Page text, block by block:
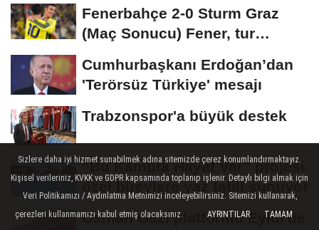
Fenerbahçe 2-0 Sturm Graz
(Maç Sonucu) Fener, tur
Cumhurbaşkanı Erdoğan’dan
'Terörsüz Türkiye' mesajı
Trabzonspor'a büyük destek
“Bu Kampta Hayat Var” projesi
özel bireylere yaz tatili sunuyor
Osman Gazi platformu Eylül'de
Sizlere daha iyi hizmet sunabilmek adına sitemizde çerez konumlandırmaktayız.
Kişisel verileriniz, KVKK ve GDPR kapsamında toplanıp işlenir. Detaylı bilgi almak için
Veri Politikamızı / Aydınlatma Metnimizi inceleyebilirsiniz. Sitemizi kullanarak,
çerezleri kullanmamızı kabul etmiş olacaksınız.
AYRINTILAR TAMAM